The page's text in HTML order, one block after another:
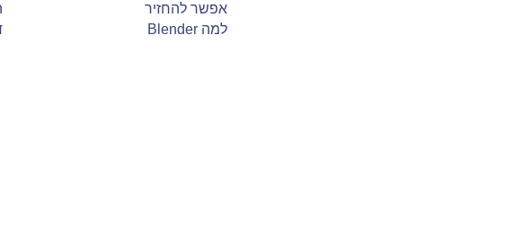
אפשר להחזיר
למה Blender